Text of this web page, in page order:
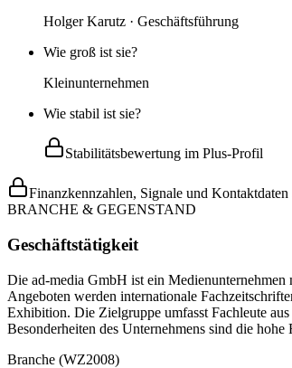
Holger Karutz · Geschäftsführung
Wie groß ist sie?
Kleinunternehmen
Wie stabil ist sie?
Stabilitätsbewertung im Plus-Profil
Finanzkennzahlen, Signale und
BRANCHE & GEGENSTAND
Geschäftstätigkeit
Die ad-media GmbH ist ein
Angeboten werden internationale
Exhibition. Die Zielgruppe umfasst Fachleute
Besonderheiten des Unternehmens sind die
Branche (WZ2008)